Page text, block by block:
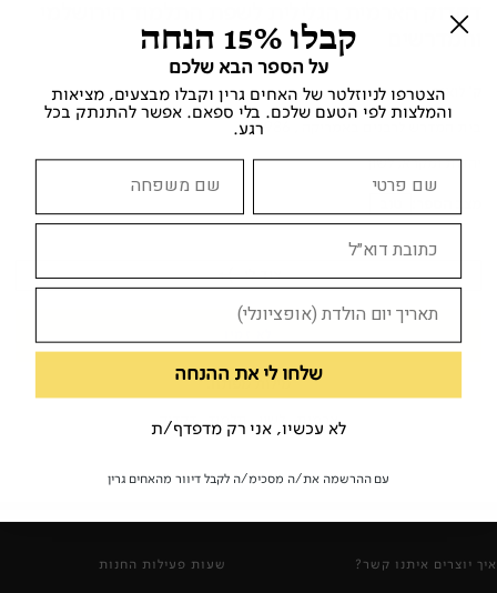
דקדוק הארמית הגלילית לשפת התלמוד הירושלמי
והמדרשים
ק' לואיס
יהדות ומקרא,לשון
צוד לי
מילות מפתח:
דקדוק
איך יוצרים איתנו קשר? שעות פעילות החנות
קבלו 15% הנחה
על הספר הבא שלכם
הצטרפו לניוזלטר של האחים גרין וקבלו מבצעים, מציאות
והמלצות לפי הטעם שלכם. בלי ספאם. אפשר להתנתק בכל
רגע.
שלחו לי את ההנחה
לא עכשיו, אני רק מדפדף/ת
עם ההרשמה את/ה מסכימ/ה לקבל דיוור מהאחים גרין